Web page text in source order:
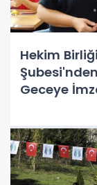
Hekim
Geceye